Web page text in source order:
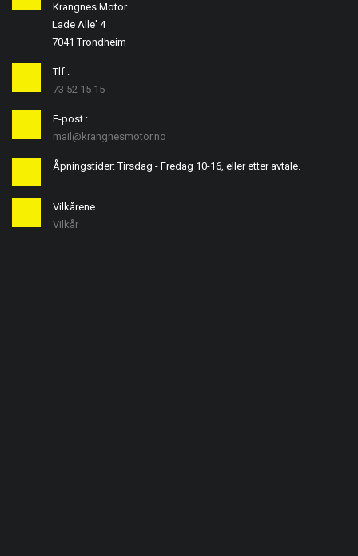
Krangnes Motor
Lade Alle' 4
7041 Trondheim
Tlf :
73 52 15 15
E-post :
mail@krangnesmotor.no
Åpningstider: Tirsdag - Fredag 10-16, eller etter avtale.
Vilkårene
Vilkår